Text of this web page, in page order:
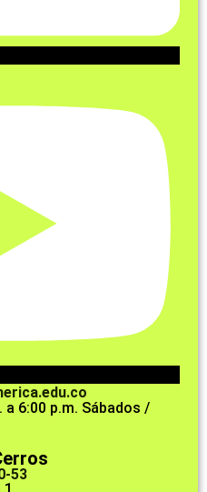
a 6:00 p.m. Sábados /
53